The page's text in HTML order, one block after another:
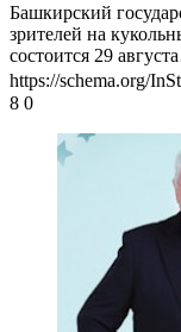
Башкирский
зрителей на
состоится 29
https://schema.org/
8 0